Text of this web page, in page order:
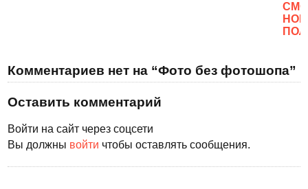
Комментариев нет на “Фото без фотошопа”
Оставить комментарий
Войти на сайт через соцсети
Вы должны войти чтобы оставлять сообщения.